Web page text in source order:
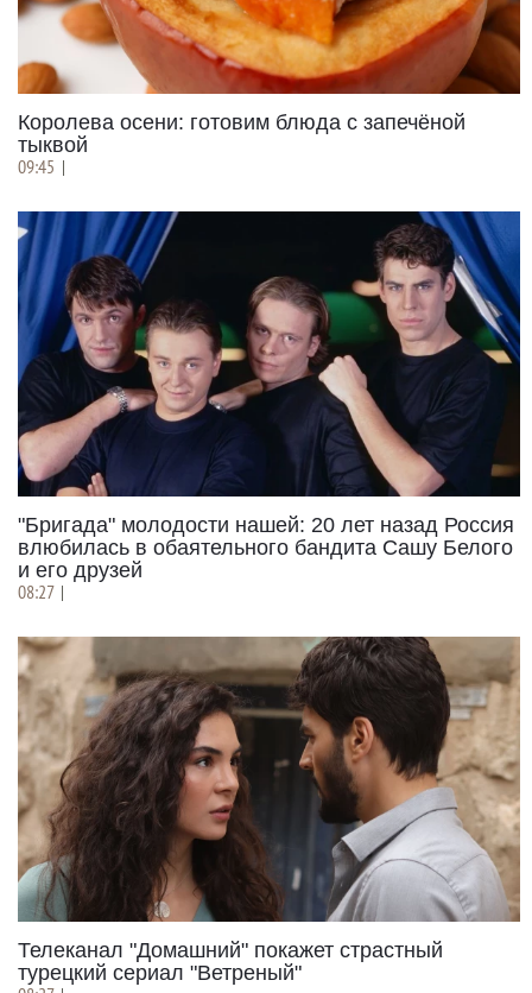
Королева осени: готовим блюда с запечёной
тыквой
09:45
"Бригада" молодости нашей: 20 лет назад Россия
влюбилась в обаятельного бандита Сашу Белого
и его друзей
08:27 |
Телеканал "Домашний" покажет страстный
турецкий сериал "Ветреный"